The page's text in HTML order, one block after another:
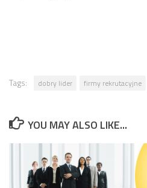
Tags: dobry lider firmy rekrutacyjne
YOU MAY ALSO LIKE...